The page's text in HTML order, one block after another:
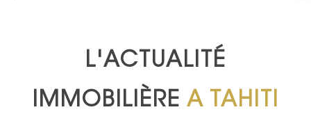
L'ACTUALITÉ
IMMOBILIÈRE A TAHITI